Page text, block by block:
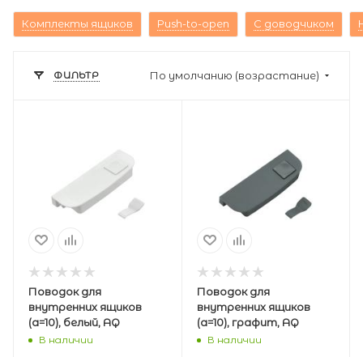
Комплекты ящиков Push-to-open С доводчиком
ФИЛЬТР По умолчанию (возрастание)
Поводок для
внутренних ящиков
(a=10), белый, AQ
В наличии
Поводок для
внутренних ящиков
(a=10), графит, AQ
В наличии